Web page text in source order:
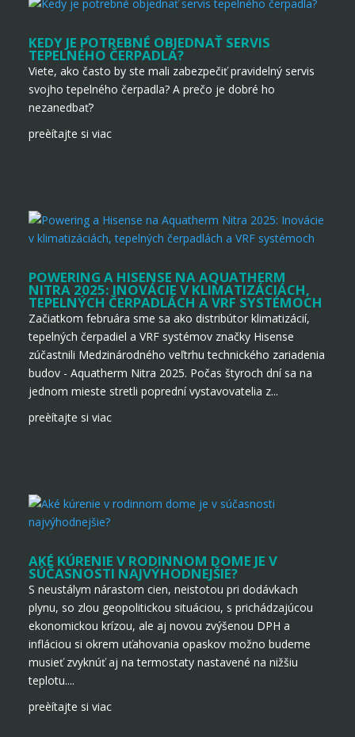
KEDY JE POTREBNÉ OBJEDNAŤ SERVIS
TEPELNÉHO ČERPADLA?
Viete, ako často by ste mali zabezpečiť pravidelný servis
svojho tepelného čerpadla? A prečo je dobré ho
nezanedbať?
preèítajte si viac
POWERING A HISENSE NA AQUATHERM
NITRA 2025: INOVÁCIE V KLIMATIZÁCIÁCH,
TEPELNÝCH ČERPADLÁCH A VRF SYSTÉMOCH
Začiatkom februára sme sa ako distribútor klimatizácií,
tepelných čerpadiel a VRF systémov značky Hisense
zúčastnili Medzinárodného veľtrhu technického zariadenia
budov - Aquatherm Nitra 2025. Počas štyroch dní sa na
jednom mieste stretli poprední vystavovatelia z...
preèítajte si viac
AKÉ KÚRENIE V RODINNOM DOME JE V
SÚČASNOSTI NAJVÝHODNEJŠIE?
S neustálym nárastom cien, neistotou pri dodávkach
plynu, so zlou geopolitickou situáciou, s prichádzajúcou
ekonomickou krízou, ale aj novou zvýšenou DPH a
infláciou si okrem uťahovania opaskov možno budeme
musieť zvyknúť aj na termostaty nastavené na nižšiu
teplotu....
preèítajte si viac